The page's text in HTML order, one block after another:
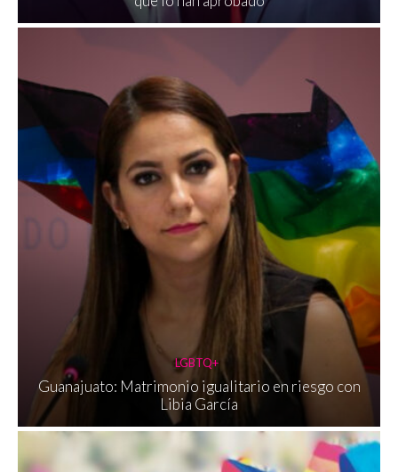
LGBTQ+
Guanajuato: Matrimonio igualitario en riesgo con
Libia García